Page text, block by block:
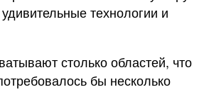
технологии и
столько областей, что
бы несколько